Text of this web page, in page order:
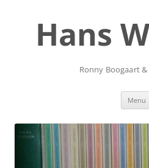
inhoudHans
Ronny Boogaart &
Menu